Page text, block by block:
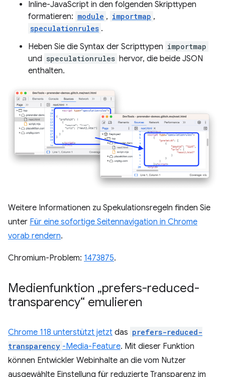
Inline-JavaScript in den folgenden Skripttypen
formatieren: module , importmap ,
speculationrules .
Heben Sie die Syntax der Scripttypen importmap
und speculationrules hervor, die beide JSON
enthalten.
Weitere Informationen zu Spekulationsregeln finden Sie
unter Für eine sofortige Seitennavigation in Chrome
vorab rendern.
Chromium-Problem: 1473875.
Medienfunktion „prefers-reduced-
transparency“ emulieren
Chrome 118 unterstützt jetzt das prefers-reduced-
transparency -Media-Feature. Mit dieser Funktion
können Entwickler Webinhalte an die vom Nutzer
ausgewählte Einstellung für reduzierte Transparenz im